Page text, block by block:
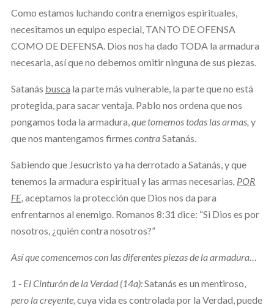
Como estamos luchando contra enemigos espirituales,
necesitamos un equipo especial, TANTO DE OFENSA
COMO DE DEFENSA. Dios nos ha dado TODA la armadura
necesaria, así que no debemos omitir ninguna de sus piezas.
Satanás busca la parte más vulnerable, la parte que no está
protegida, para sacar ventaja. Pablo nos ordena que nos
pongamos toda la armadura,que tomemos todas las armas, y
que nos mantengamos firmes contraSatanás.
Sabiendo que Jesucristo ya ha derrotado a Satanás, y que
tenemos la armadura espiritual y las armas necesarias, POR
FE, aceptamos la protección que Dios nos da para
enfrentarnos al enemigo. Romanos 8:31 dice: “Si Dios es por
nosotros, ¿quién contra nosotros?”
Así que comencemos con las diferentes piezas de la armadura…
1 - El Cinturón de la Verdad (14a):Satanás es un mentiroso,
pero la creyente, cuya vida es controlada por la Verdad, puede